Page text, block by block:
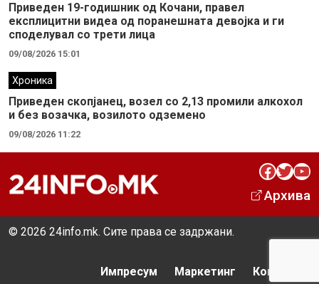
Приведен 19-годишник од Кочани, правел
експлицитни видеа од поранешната девојка и ги
споделувал со трети лица
09/08/2026 15:01
Хроника
Приведен скопјанец, возел со 2,13 промили алкохол
и без возачка, возилото одземено
09/08/2026 11:22
Facebook Twitter YouTube
Архива
© 2026 24info.mk. Сите права се задржани.
Импресум Маркетинг Контакт